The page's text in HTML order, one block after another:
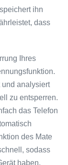
ihn
dass
Ihres
und analysiert
zu entsperren.
das Telefon
des Mate
sodass
haben.